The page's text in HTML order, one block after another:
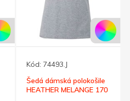
Kód: 74493.J
Šedá dámská polokošile
HEATHER MELANGE 170